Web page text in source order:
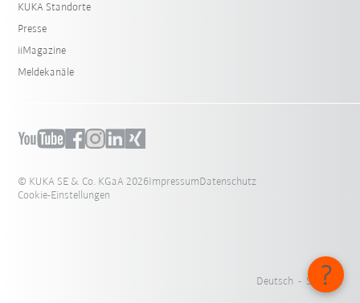
KUKA Standorte
Presse
iiMagazine
Meldekanäle
© KUKA SE & Co. KGaA 2026ImpressumDatenschutz
Cookie-Einstellungen
Deutsch - Schweiz